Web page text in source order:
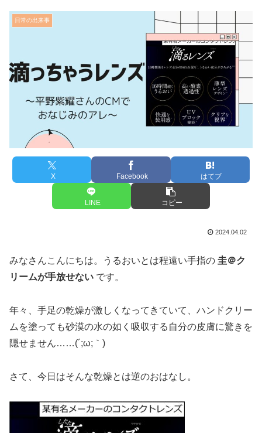
日常の出来事
X Facebook はてブ
LINE コピー
2024.04.02
みなさんこんにちは。うるおいとは程遠い手指の 圭＠ク
リームが手放せない です。
年々、手足の乾燥が激しくなってきていて、ハンドクリー
ムを塗っても砂漠の水の如く吸収する自分の皮膚に驚きを
隠せません……(´;ω;｀)
さて、今日はそんな乾燥とは逆のおはなし。